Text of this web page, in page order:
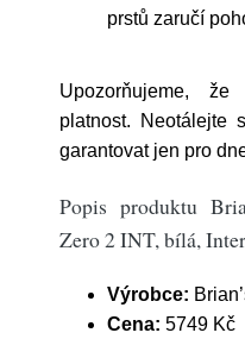
prstů zaručí
Upozorňujeme,
platnost. Neotálejte
garantovat jen pro
Popis produktu
Zero 2 INT, bílá,
Výrobce:
Cena: 5749 Kč